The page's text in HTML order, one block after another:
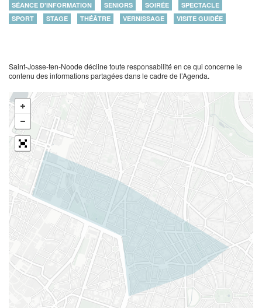
SÉANCE D'INFORMATION
SENIORS SOIRÉE
SPECTACLE
SPORT
STAGE THÉÂTRE VERNISSAGE VISITE GUIDÉE
Saint-Josse-ten-Noode décline toute responsabilité en ce qui concerne le
contenu des informations partagées dans le cadre de l’Agenda.